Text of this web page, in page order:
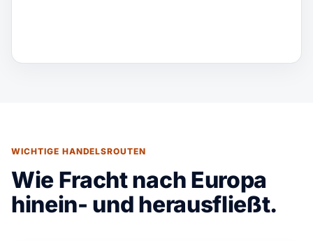
WICHTIGE HANDELSROUTEN
Wie Fracht nach Europa
hinein- und herausfließt.